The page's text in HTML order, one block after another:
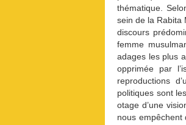
thématique.
sein de la Rabita
discours
femme
adages les plus
opprimée par
reproductions
politiques sont
otage d’une
nous empêchent